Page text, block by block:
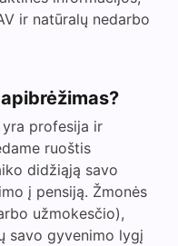
ir natūralų nedarbo
profesija ir
ruoštis
didžiąją savo
į pensiją. Žmonės
užmokesčio),
savo gyvenimo lygį